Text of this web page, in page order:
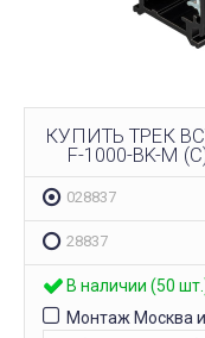
КУПИТЬ ТРЕК
F-1000-BK-M
028837
28837
В наличии (50
Монтаж Москва